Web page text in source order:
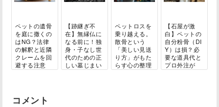
ペットの遺骨
を庭に撒くの
はNG？法律
の解釈と近隣
クレームを回
避する注意
点...
【跡継ぎ不
在】無縁仏に
なる前に！独
身・子なし世
代のための正
しい墓じまい
ガ...
ペットロスを
乗り越える。
散骨という
「美しい見送
り方」がもた
らす心の整理
と...
【石屋が激
白】ペットの
自分粉骨（DI
Y）は損？必
要な道具代と
プロ外注が
結...
コメント